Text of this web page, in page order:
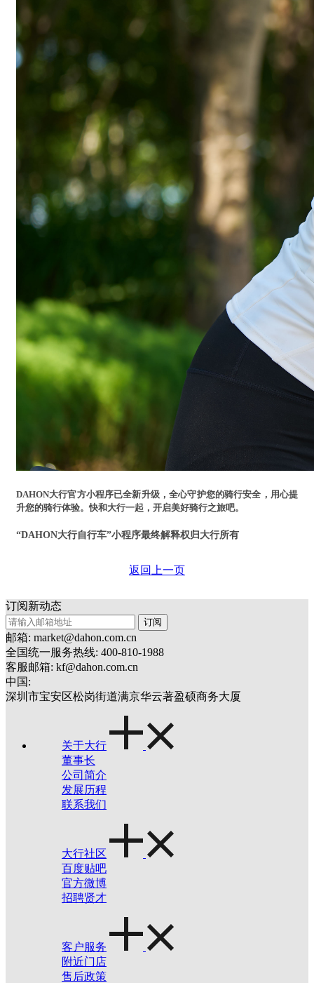
DAHON大行官方小程序已全新升级，全心守护您的骑行安全，用心提
升您的骑行体验。快和大行一起，开启美好骑行之旅吧。
“DAHON大行自行车”小程序最终解释权归大行所有
返回上一页
订阅新动态
订阅
邮箱: market@dahon.com.cn
全国统一服务热线: 400-810-1988
客服邮箱: kf@dahon.com.cn
中国:
深圳市宝安区松岗街道满京华云著盈硕商务大厦
关于大行
董事长
公司简介
发展历程
联系我们
大行社区
百度贴吧
官方微博
招聘贤才
客户服务
附近门店
售后政策